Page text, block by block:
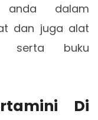
anda dalam
dan juga alat
serta buku
Di